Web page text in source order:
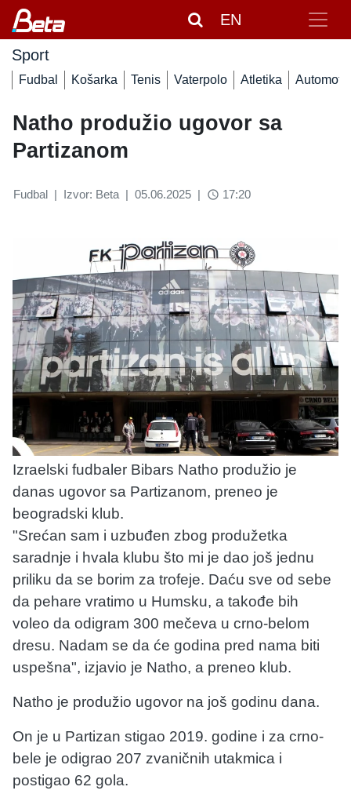
EN
Sport
Fudbal Košarka Tenis Vaterpolo Atletika Automoto
Natho produžio ugovor sa
Partizanom
Fudbal | Izvor: Beta | 05.06.2025 | access_time 17:20
Izraelski fudbaler Bibars Natho produžio je
danas ugovor sa Partizanom, preneo je
beogradski klub.
"Srećan sam i uzbuđen zbog produžetka
saradnje i hvala klubu što mi je dao još jednu
priliku da se borim za trofeje. Daću sve od sebe
da pehare vratimo u Humsku, a takođe bih
voleo da odigram 300 mečeva u crno-belom
dresu. Nadam se da će godina pred nama biti
uspešna", izjavio je Natho, a preneo klub.
Natho je produžio ugovor na još godinu dana.
On je u Partizan stigao 2019. godine i za crno-
bele je odigrao 207 zvaničnih utakmica i
postigao 62 gola.